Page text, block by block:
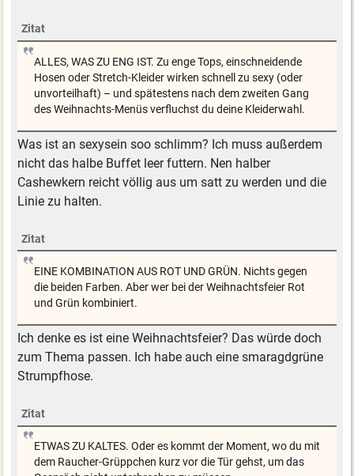
Zitat
ALLES, WAS ZU ENG IST. Zu enge Tops, einschneidende
Hosen oder Stretch-Kleider wirken schnell zu sexy (oder
unvorteilhaft) – und spätestens nach dem zweiten Gang
des Weihnachts-Menüs verfluchst du deine Kleiderwahl.
Was ist an sexysein soo schlimm? Ich muss außerdem
nicht das halbe Buffet leer futtern. Nen halber
Cashewkern reicht völlig aus um satt zu werden und die
Linie zu halten.
Zitat
EINE KOMBINATION AUS ROT UND GRÜN. Nichts gegen
die beiden Farben. Aber wer bei der Weihnachtsfeier Rot
und Grün kombiniert.
Ich denke es ist eine Weihnachtsfeier? Das würde doch
zum Thema passen. Ich habe auch eine smaragdgrüne
Strumpfhose.
Zitat
ETWAS ZU KALTES. Oder es kommt der Moment, wo du mit
dem Raucher-Grüppchen kurz vor die Tür gehst, um das